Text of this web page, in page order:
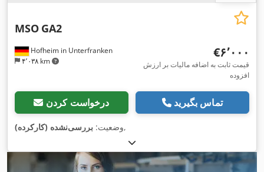
Hofheim in Unterfranken
۴٬۰۳۸ km
MSO GA2
‎€۶٬۰۰۰
قیمت ثابت به اضافه مالیات بر ارزش
افزوده
درخواست کردن تماس بگیرید
وضعیت: بررسی‌نشده (کارکرده) ,